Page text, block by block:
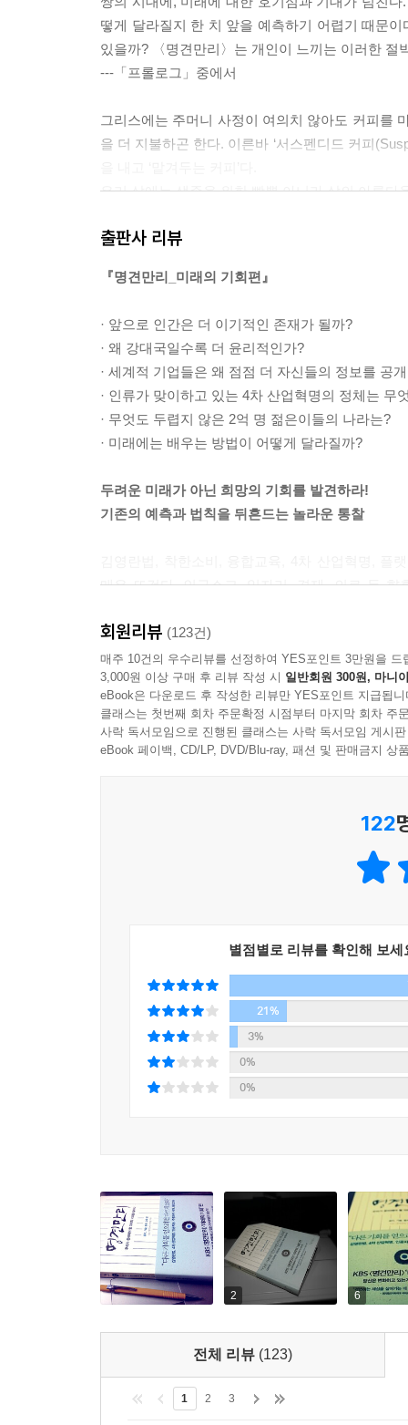
떻게 달라질지 한 치 앞을 예측하기 어렵기 때문
있을까? 〈명견만리〉는 개인이 느끼는 이러한 절
---「프롤로그」중에서
그리스에는 주머니 사정이 여의치 않아도 커피를
을 더 지불하곤 한다. 이른바 ‘서스펜디드 커피
우리 삶에는 생존을 위한 빵뿐 아니라 삶의 아름
에서 서스펜디드 커피를 만날 수 있으며, 불가리아
보츠와나의 미래는 우리에게 달려 있어요.” … 청
츠와나의 1인당 명목 GDP는 5897달러로 아프
룩한 큰 성과다. 부패 없는 사회를 바탕으로 이룬
다 보니 다른 아프리카 국가들과 달리 종족 간의
---「깨끗해야 강해질까, 강해져야 깨끗해질까」중
허기술 1400여 개를 무료로 공개했다. 토요타 또
자본과 시간을 투자해 개발한 자사의 독점기술을
고 있다. 과연 대량생산에 적합한 컨베이어벨트식
장시스템을 고객 맞춤형으로 바꿨다. 가구는 미리
힌 바코드를 붙이는 데서 시작한다. 이미 제조라
품을 선별하고 조립하므로 컨베이어벨트 위에 다
인터넷에서 보고 손잡이 위치를 바꾸거나, 아예 다
---「4차 산업혁명, 도대체 어떻게 준비해야 하나」
자 지수가 가장 높은 나라는 중국이었다. 그리고
고카페는 주머니 사정이 좋을 리 없는 젊은 창업
의실 이용 등 다양한 장소가 제공된다. 또한 이곳
‘기름으로 오염된 바다를 어떻게 정화할 것인가’
을 융합한 커리큘럼을 마련했다. 융합 수업은 이
내용을 예로 들면 이렇다. 물은 남겨놓고 어떻게
과거에 발생한 기름 유출 사고들은 어땠는지 등.
노를 저어보는 체육 활동도 하고, 물고기로 요리
다. 학생들은 예습이라는 걸 하고 싶어도 할 수가
출판사 리뷰
『명견만리_미래의 기회편』
· 앞으로 인간은 더 이기적인 존재가 될까?
· 왜 강대국일수록 더 윤리적인가?
· 세계적 기업들은 왜 점점 더 자신들의 정보를 공
· 인류가 맞이하고 있는 4차 산업혁명의 정체는 무
· 무엇도 두렵지 않은 2억 명 젊은이들의 나라는?
· 미래에는 배우는 방법이 어떻게 달라질까?
두려운 미래가 아닌 희망의 기회를 발견하라!
기존의 예측과 법칙을 뒤흔드는 놀라운 통찰
매우 뜨겁다. 인구쇼크, 일자리, 경제, 의료 등
우리가 쉽게 접하지 못하고 예상 못하는 이슈
동시대인들의 응집된 지혜, 섣부른 예측보다는
놓치지 않는 안목이 필요하다.
6대륙 17개국 취재!
『명견만리』는 대한민국 최고의 전문가들과
프로그램으로서는 유례없이 높은 시청률
호서대학교에서는 이 프로그램을 바탕으로 한
프로그램을 주목한다. 특히 기존 전문가 중심의
구체적이고 현실적인 토론과 대안 모색의 장이 될
이 책은 그간 〈명견만리〉가 다룬 미래 사회의
윤리, 기술, 중국, 교육 문제를, 전편에서는 인구,
기술 파트에서는 기술발전으로 인해 변혁의 물결
중국 파트에서는 전 세계의 가장 큰 소비자였
예측하면서 우리 사회의 대응책을 고민해보았다.
앞으로 인류는 이 책에서 제기한 문제들에 대해
지속적으로 고민하며 답을 찾아 나가게 될 것이다
회원리뷰 (123건)
매주 10건의 우수리뷰를 선정하여 YES포인트 3만원을 드
3,000원 이상 구매 후 리뷰 작성 시 일반회원 300원, 마니
eBook은 다운로드 후 작성한 리뷰만 YES포인트 지급됩니
클래스는 첫번째 회차 주문확정 시점부터 마지막 회차 주
사락 독서모임으로 진행된 클래스는 사락 독서모임 게시
eBook 페이백, CD/LP, DVD/Blu-ray, 패션 및 판매금지 상
122
별점별로 리뷰를 확인해 보세
21%
3%
0%
0%
2 6
전체 리뷰 (123)
1 2 3